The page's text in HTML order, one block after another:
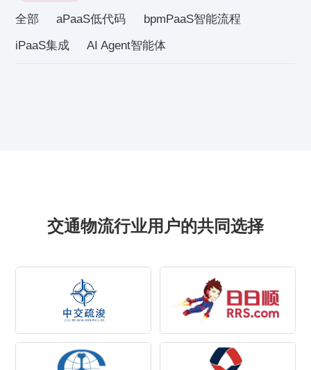
全部 aPaaS低代码
bpmPaaS智能流程
iPaaS集成
AI Agent智能体
交通物流行业用户的共同选择